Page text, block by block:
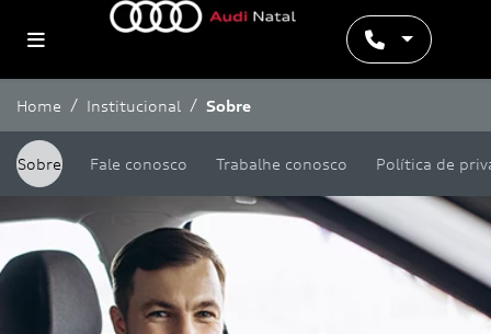
Home Institucional Sobre
Sobre Fale conosco Trabalhe conosco Política de